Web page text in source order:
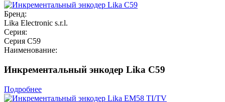
Бренд:
Lika Electronic s.r.l.
Серия:
Серия C59
Наименование:
Инкрементальный энкодер Lika C59
Подробнее